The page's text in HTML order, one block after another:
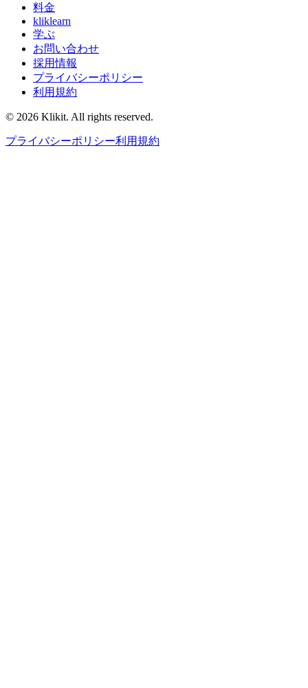
料金
kliklearn
学ぶ
お問い合わせ
採用情報
プライバシーポリシー
利用規約
© 2026 Klikit. All rights reserved.
プライバシーポリシー利用規約